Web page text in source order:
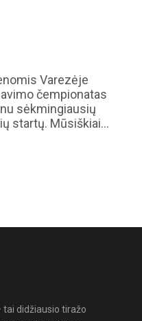
Varezėje
čempionatas
sėkmingiausių
startų. Mūsiškiai…
tai didžiausio tiražo